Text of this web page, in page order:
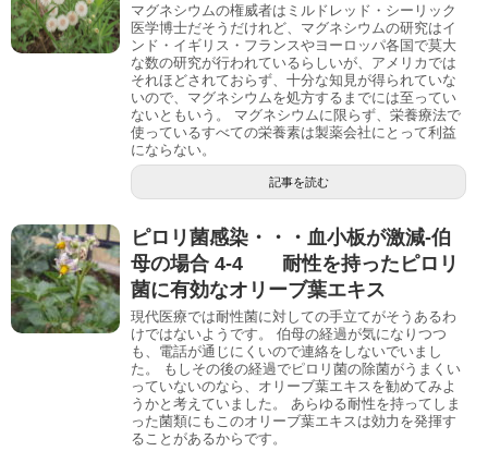
マグネシウムの権威者はミルドレッド・シーリック
医学博士だそうだけれど、マグネシウムの研究はイ
ンド・イギリス・フランスやヨーロッパ各国で莫大
な数の研究が行われているらしいが、アメリカでは
それほどされておらず、十分な知見が得られていな
いので、マグネシウムを処方するまでには至ってい
ないともいう。 マグネシウムに限らず、栄養療法で
使っているすべての栄養素は製薬会社にとって利益
にならない。
記事を読む
ピロリ菌感染・・・血小板が激減-伯
母の場合 4-4 耐性を持ったピロリ
菌に有効なオリーブ葉エキス
現代医療では耐性菌に対しての手立てがそうあるわ
けではないようです。 伯母の経過が気になりつつ
も、電話が通じにくいので連絡をしないでいまし
た。 もしその後の経過でピロリ菌の除菌がうまくい
っていないのなら、オリーブ葉エキスを勧めてみよ
うかと考えていました。 あらゆる耐性を持ってしま
った菌類にもこのオリーブ葉エキスは効力を発揮す
ることがあるからです。